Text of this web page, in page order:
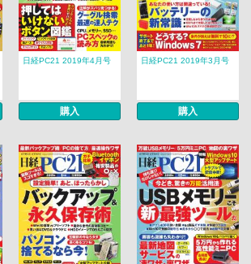
日経PC21 2019年4月号
購入
日経PC21 2019年3月号
購入